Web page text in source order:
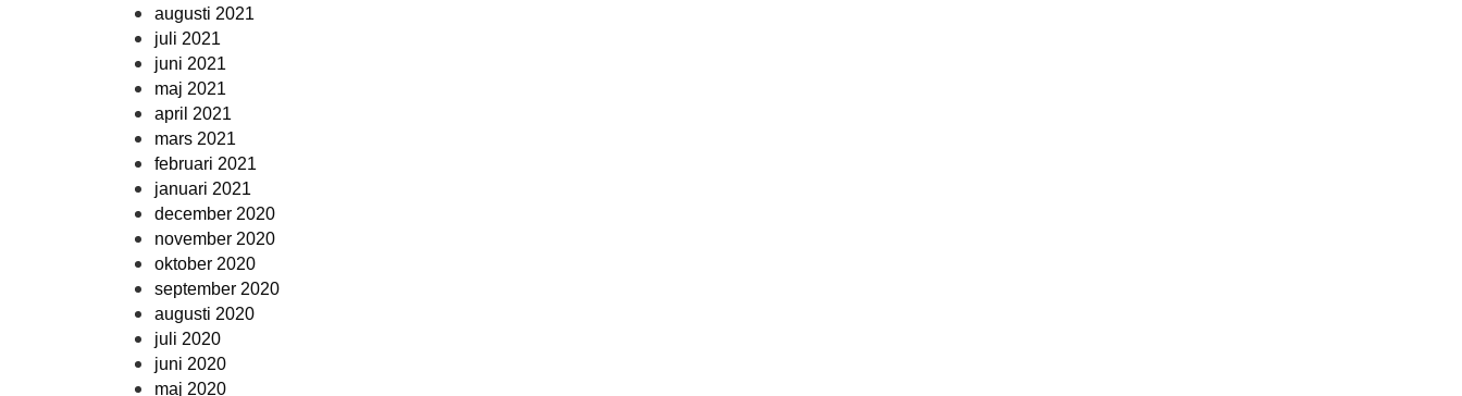
augusti 2021
juli 2021
juni 2021
maj 2021
april 2021
mars 2021
februari 2021
januari 2021
december 2020
november 2020
oktober 2020
september 2020
augusti 2020
juli 2020
juni 2020
maj 2020